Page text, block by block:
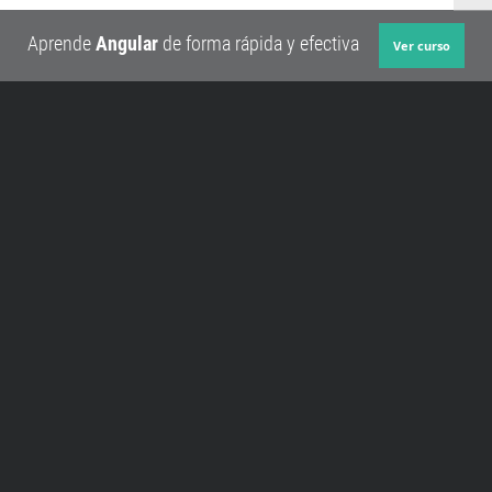
AprendeAngular de forma rápida y efectiva Ver curso